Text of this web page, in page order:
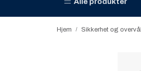
Hjem Sikkerhet og